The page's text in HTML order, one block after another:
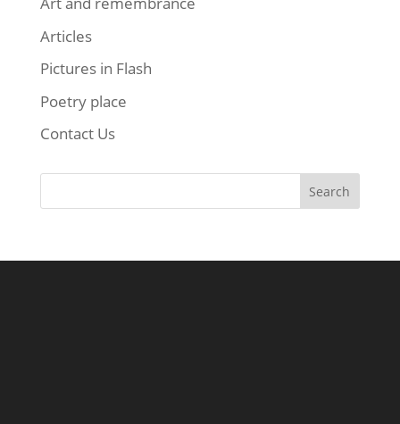
Articles
Pictures in Flash
Poetry place
Contact Us